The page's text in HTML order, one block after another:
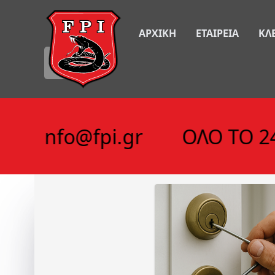
ΑΡΧΙΚΗ ΕΤΑΙΡΕΙΑ
🇬🇧
info@fpi.gr ΟΛΟ ΤΟ